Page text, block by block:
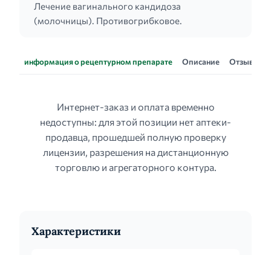
Лечение вагинального кандидоза
(молочницы). Противогрибковое.
информация о рецептурном препарате Описание Отзывы
Интернет-заказ и оплата временно
недоступны: для этой позиции нет аптеки-
продавца, прошедшей полную проверку
лицензии, разрешения на дистанционную
торговлю и агрегаторного контура.
Характеристики